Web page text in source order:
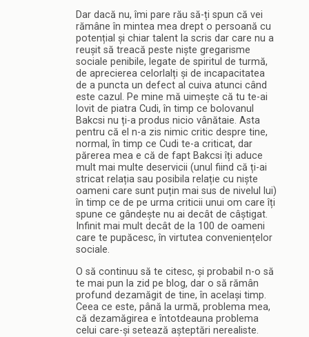
Dar dacă nu, îmi pare rău să-ți spun că vei
rămâne în mintea mea drept o persoană cu
potențial și chiar talent la scris dar care nu a
reușit să treacă peste niște gregarisme
sociale penibile, legate de spiritul de turmă,
de aprecierea celorlalți și de incapacitatea
de a puncta un defect al cuiva atunci când
este cazul. Pe mine mă uimește că tu te-ai
lovit de piatra Cudi, în timp ce bolovanul
Bakcsi nu ți-a produs nicio vânătaie. Asta
pentru că el n-a zis nimic critic despre tine,
normal, în timp ce Cudi te-a criticat, dar
părerea mea e că de fapt Bakcsi îți aduce
mult mai multe deservicii (unul fiind că ți-ai
stricat relația sau posibila relație cu niște
oameni care sunt puțin mai sus de nivelul lui)
în timp ce de pe urma criticii unui om care îți
spune ce gândește nu ai decât de câștigat.
Infinit mai mult decât de la 100 de oameni
care te pupăcesc, în virtutea conveniențelor
sociale.
O să continuu să te citesc, și probabil n-o să
te mai pun la zid pe blog, dar o să rămân
profund dezamăgit de tine, în același timp.
Ceea ce este, până la urmă, problema mea,
că dezamăgirea e întotdeauna problema
celui care-și setează așteptări nerealiste.